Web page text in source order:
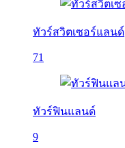
ทัวร์สวิตเซอร์แลนด์
71
ทัวร์ฟินแลนด์
9